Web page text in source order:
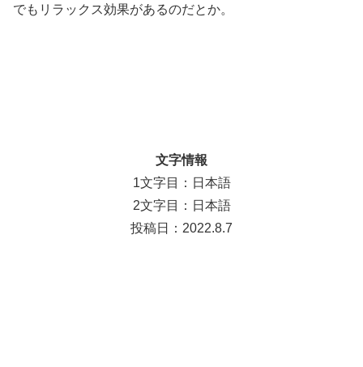
でもリラックス効果があるのだとか。
文字情報
1文字目：日本語
2文字目：日本語
投稿日：2022.8.7